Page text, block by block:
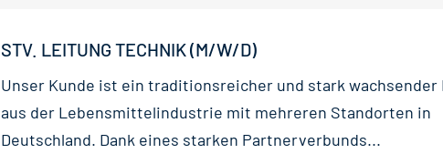
STV. LEITUNG TECHNIK (M/W/D)
Unser Kunde ist ein traditionsreicher und stark wachsender
aus der Lebensmittelindustrie mit mehreren Standorten in
Deutschland. Dank eines starken Partnerverbunds...